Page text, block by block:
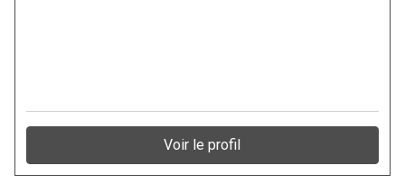
Voir le profil